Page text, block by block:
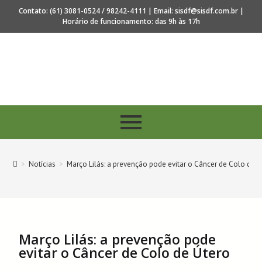
Contato: (61) 3081-0524 / 98242-4111 | Email: sisdf@sisdf.com.br |
Horário de funcionamento: das 9h às 17h
> Notícias > Março Lilás: a prevenção pode evitar o Câncer de Colo de
Março Lilás: a prevenção pode
evitar o Câncer de Colo de Útero